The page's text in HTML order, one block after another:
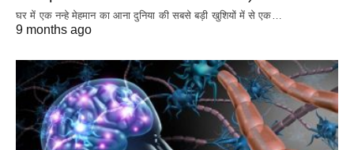
घर में एक नन्हे मेहमान का आना दुनिया की सबसे बड़ी खुशियों में से एक…
9 months ago